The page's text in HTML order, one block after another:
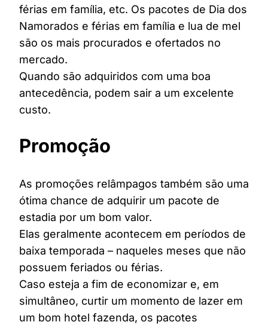
férias em família, etc. Os pacotes de Dia dos
Namorados e férias em família e lua de mel
são os mais procurados e ofertados no
mercado.
Quando são adquiridos com uma boa
antecedência, podem sair a um excelente
custo.
Promoção
As promoções relâmpagos também são uma
ótima chance de adquirir um pacote de
estadia por um bom valor.
Elas geralmente acontecem em períodos de
baixa temporada – naqueles meses que não
possuem feriados ou férias.
Caso esteja a fim de economizar e, em
simultâneo, curtir um momento de lazer em
um bom hotel fazenda, os pacotes